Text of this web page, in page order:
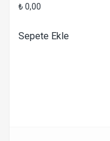
₺ 0,00
Sepete Ekle